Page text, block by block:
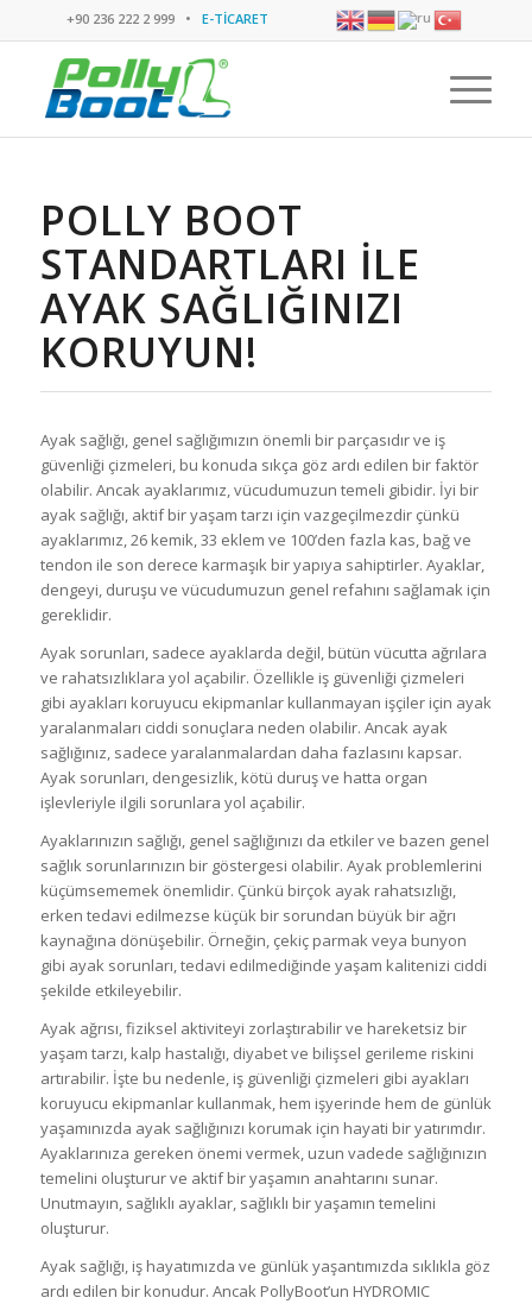
+90 236 222 2 999 •E-TİCARET
POLLY BOOT
STANDARTLARI ILE
AYAK SAĞLIĞINIZI
KORUYUN!
Ayak sağlığı, genel sağlığımızın önemli bir parçasıdır ve iş
güvenliği çizmeleri, bu konuda sıkça göz ardı edilen bir faktör
olabilir. Ancak ayaklarımız, vücudumuzun temeli gibidir. İyi bir
ayak sağlığı, aktif bir yaşam tarzı için vazgeçilmezdir çünkü
ayaklarımız, 26 kemik, 33 eklem ve 100’den fazla kas, bağ ve
tendon ile son derece karmaşık bir yapıya sahiptirler. Ayaklar,
dengeyi, duruşu ve vücudumuzun genel refahını sağlamak için
gereklidir.
Ayak sorunları, sadece ayaklarda değil, bütün vücutta ağrılara
ve rahatsızlıklara yol açabilir. Özellikle iş güvenliği çizmeleri
gibi ayakları koruyucu ekipmanlar kullanmayan işçiler için ayak
yaralanmaları ciddi sonuçlara neden olabilir. Ancak ayak
sağlığınız, sadece yaralanmalardan daha fazlasını kapsar.
Ayak sorunları, dengesizlik, kötü duruş ve hatta organ
işlevleriyle ilgili sorunlara yol açabilir.
Ayaklarınızın sağlığı, genel sağlığınızı da etkiler ve bazen genel
sağlık sorunlarınızın bir göstergesi olabilir. Ayak problemlerini
küçümsememek önemlidir. Çünkü birçok ayak rahatsızlığı,
erken tedavi edilmezse küçük bir sorundan büyük bir ağrı
kaynağına dönüşebilir. Örneğin, çekiç parmak veya bunyon
gibi ayak sorunları, tedavi edilmediğinde yaşam kalitenizi ciddi
şekilde etkileyebilir.
Ayak ağrısı, fiziksel aktiviteyi zorlaştırabilir ve hareketsiz bir
yaşam tarzı, kalp hastalığı, diyabet ve bilişsel gerileme riskini
artırabilir. İşte bu nedenle, iş güvenliği çizmeleri gibi ayakları
koruyucu ekipmanlar kullanmak, hem işyerinde hem de günlük
yaşamınızda ayak sağlığınızı korumak için hayati bir yatırımdır.
Ayaklarınıza gereken önemi vermek, uzun vadede sağlığınızın
temelini oluşturur ve aktif bir yaşamın anahtarını sunar.
Unutmayın, sağlıklı ayaklar, sağlıklı bir yaşamın temelini
oluşturur.
Ayak sağlığı, iş hayatımızda ve günlük yaşantımızda sıklıkla göz
ardı edilen bir konudur. Ancak PollyBoot’un HYDROMIC